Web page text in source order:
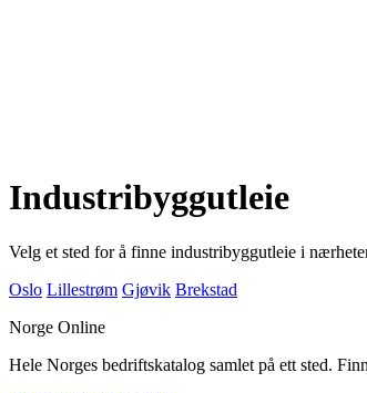
Industribyggutleie
Velg et sted for å finne industribyggutleie i
Oslo Lillestrøm Gjøvik Brekstad
Norge Online
Hele Norges bedriftskatalog samlet på ett sted.